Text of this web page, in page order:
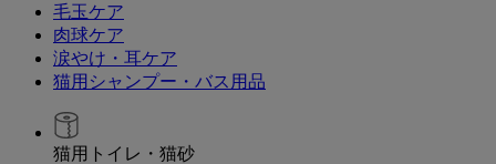
毛玉ケア
肉球ケア
涙やけ・耳ケア
猫用シャンプー・バス用品
猫用トイレ・猫砂